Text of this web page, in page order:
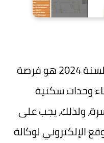
التسجيل في سكنات عدل 3 لسنة 2024 هو فرصة
وحدات سكنية
ولذلك، يجب على
الإلكتروني لوكالة